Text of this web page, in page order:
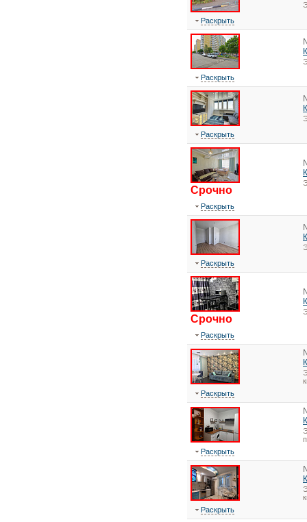
Раскрыть
Раскрыть
Раскрыть
Срочно
Раскрыть
Раскрыть
Срочно
Раскрыть
Раскрыть
Раскрыть
Раскрыть